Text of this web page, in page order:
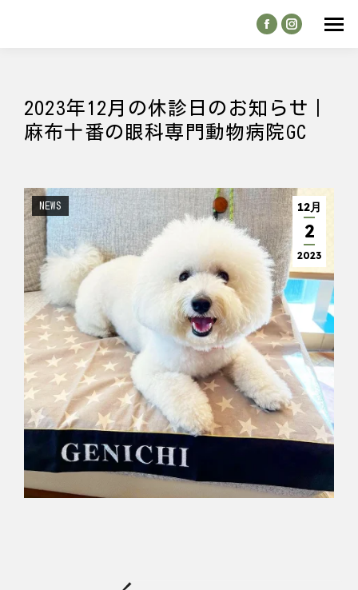
2023年12月の休診日のお知らせ｜
麻布十番の眼科専門動物病院GC
12月
2
2023
NEWS